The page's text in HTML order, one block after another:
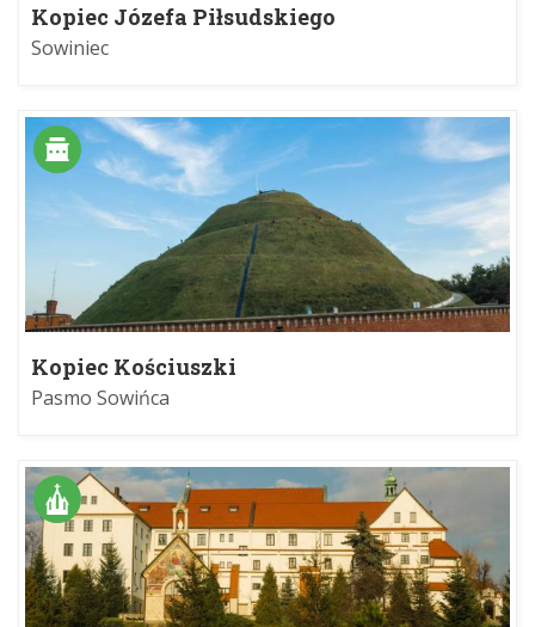
Kopiec Józefa Piłsudskiego
Sowiniec
Kopiec Kościuszki
Pasmo Sowińca